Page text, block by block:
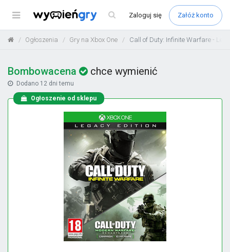
Menu Zaloguj się Załóż konto
Ogłoszenia Gry na Xbox One Call of Duty: Infinite Warfare -
Bombowacena chce wymienić
Dodano 12 dni temu
Ogłoszenie od sklepu